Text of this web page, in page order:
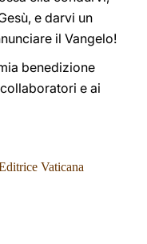
e darvi un
il Vangelo!
benedizione
e ai
Vaticana